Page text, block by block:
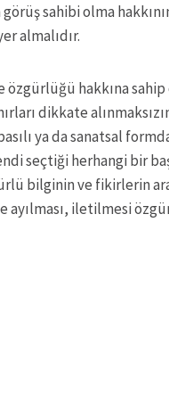
görüş sahibi olma
almalıdır.
özgürlüğü hakkına sahip
dikkate
ya da sanatsal
seçtiği herhangi bir
bilginin ve fikirlerin
ayılması, iletilmesi